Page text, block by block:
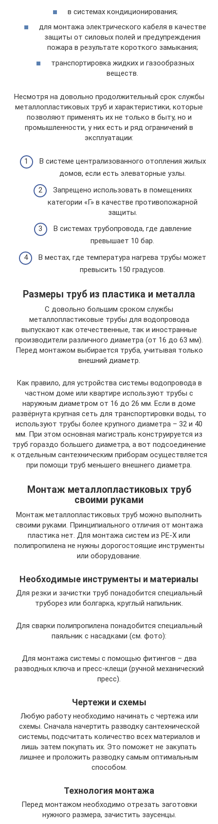
в системах кондиционирования;
для монтажа электрического кабеля в качестве
защиты от силовых полей и предупреждения
пожара в результате короткого замыкания;
транспортировка жидких и газообразных
веществ.
Несмотря на довольно продолжительный срок службы
металлопластиковых труб и характеристики, которые
позволяют применять их не только в быту, но и
промышленности, у них есть и ряд ограничений в
эксплуатации:
В системе централизованного отопления жилых
домов, если есть элеваторные узлы.
Запрещено использовать в помещениях
категории «Г» в качестве противопожарной
защиты.
В системах трубопровода, где давление
превышает 10 бар.
В местах, где температура нагрева трубы может
превысить 150 градусов.
Размеры труб из пластика и металла
С довольно большим сроком службы
металлопластиковые трубы для водопровода
выпускают как отечественные, так и иностранные
производители различного диаметра (от 16 до 63 мм).
Перед монтажом выбирается труба, учитывая только
внешний диаметр.
Как правило, для устройства системы водопровода в
частном доме или квартире используют трубы с
наружным диаметром от 16 до 26 мм. Если в доме
развёрнута крупная сеть для транспортировки воды, то
используют трубы более крупного диаметра – 32 и 40
мм. При этом основная магистраль конструируется из
труб гораздо большего диаметра, а вот подсоединение
к отдельным сантехническим приборам осуществляется
при помощи труб меньшего внешнего диаметра.
Монтаж металлопластиковых труб
своими руками
Монтаж металлопластиковых труб можно выполнить
своими руками. Принципиального отличия от монтажа
пластика нет. Для монтажа систем из РЕ-Х или
полипропилена не нужны дорогостоящие инструменты
или оборудование.
Необходимые инструменты и материалы
Для резки и зачистки труб понадобится специальный
труборез или болгарка, круглый напильник.
Для сварки полипропилена понадобится специальный
паяльник с насадками (см. фото):
Для монтажа системы с помощью фитингов – два
разводных ключа и пресс-клещи (ручной механический
пресс).
Чертежи и схемы
Любую работу необходимо начинать с чертежа или
схемы. Сначала начертить разводку сантехнической
системы, подсчитать количество всех материалов и
лишь затем покупать их. Это поможет не закупать
лишнее и проложить разводку самым оптимальным
способом.
Технология монтажа
Перед монтажом необходимо отрезать заготовки
нужного размера, зачистить заусенцы.